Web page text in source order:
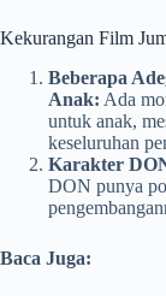
Kekurangan Film
Beberapa
Anak: Ada
untuk anak,
keseluruhan
Karakter
DON punya
Baca Juga: